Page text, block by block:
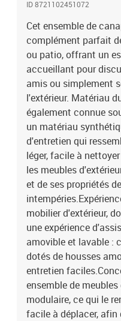
d'extérieur a une conception
complètement flexible et
créer un agencement de
savoir :Pour que vos
recommandons de les
imperméable.Capacité de
kgRésistance aux UVPieds
d'angle :Couleur :
poudre, bois d'acacia
naturelleDimensions : 63,5 x
siège : 56 x 56 cm (l x
coussin) : 32 cmSiège
tressée, acier enduit de
l'huile naturelleDimensions :
siège : 63 x 56 cm (l x
coussin) : 32 cmCoussin
couverture : tissu (100 %
coussin de siège :
dossier : fibre de
56,5 x 56,5 x 3 cm (l x P x
: 63,5 x 56,5 x 3 cm (l x P x
(angle) : 52 x 35 x 10 cm (L x
dossier (angle) : 63,5 x 35 x
x siège d’angle3 x siège
d'assise avec housse
ID 8721102451072
Cet ensemble de
complément parfait
ou patio, offrant un
accueillant pour
amis ou simplement
l'extérieur. Matériau
également connue
un matériau
d'entretien qui
léger, facile à
les meubles
et de ses propriétés
mobilier d'extérieur,
une expérience
amovible et lavable :
dotés de housses
entretien
ensemble de
modulaire, ce qui le
facile à déplacer, afin